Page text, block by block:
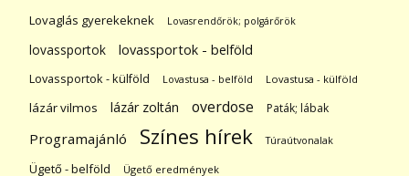
Lovaglás gyerekeknek Lovasrendőrök; polgárőrök
lovassportok lovassportok - belföld
Lovassportok - külföld Lovastusa - belföld Lovastusa - külföld
lázár vilmos lázár zoltán overdose Paták; lábak
Programajánló Színes hírek Túraútvonalak
Ügető - belföld Ügető eredmények